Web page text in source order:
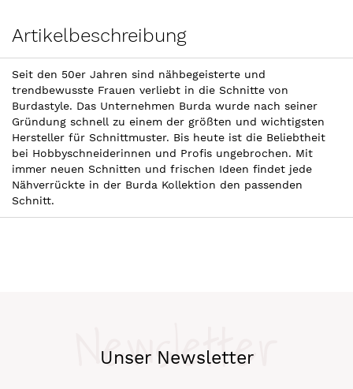
Artikelbeschreibung
Seit den 50er Jahren sind nähbegeisterte und
trendbewusste Frauen verliebt in die Schnitte von
Burdastyle. Das Unternehmen Burda wurde nach seiner
Gründung schnell zu einem der größten und wichtigsten
Hersteller für Schnittmuster. Bis heute ist die Beliebtheit
bei Hobbyschneiderinnen und Profis ungebrochen. Mit
immer neuen Schnitten und frischen Ideen findet jede
Nähverrückte in der Burda Kollektion den passenden
Schnitt.
Unser Newsletter
Newsletter